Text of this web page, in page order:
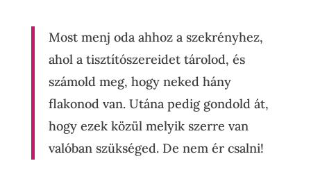
Most menj oda ahhoz a szekrényhez,
ahol a tisztítószereidet tárolod, és
számold meg, hogy neked hány
flakonod van. Utána pedig gondold át,
hogy ezek közül melyik szerre van
valóban szükséged. De nem ér csalni!